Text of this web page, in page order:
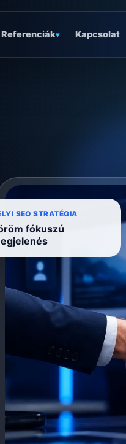
Referenciák▾ Kapcsolat
SEO STRATÉGIA
fókuszú